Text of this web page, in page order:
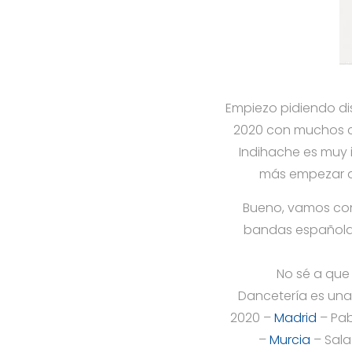
Empiezo pidiendo
2020 con muchos
Indihache es
más empezar
Bueno, vamos
bandas
No sé a
Dancetería es
2020 –Madrid –
–Murcia –